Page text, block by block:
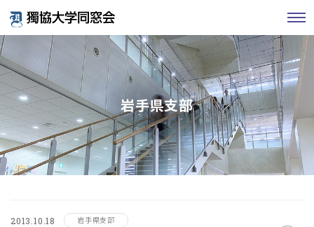
岩手県支部
2013.10.18 岩手県支部